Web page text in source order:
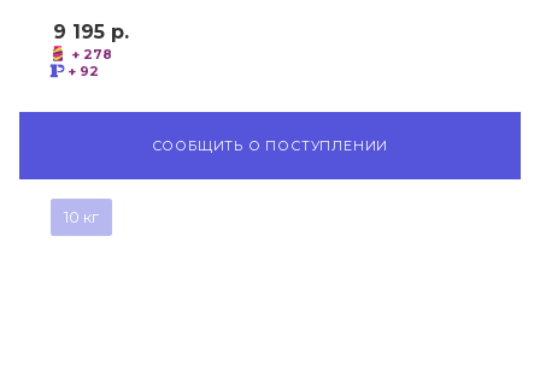
9 195 р.
+ 278
+ 92
СООБЩИТЬ О ПОСТУПЛЕНИИ
10 кг